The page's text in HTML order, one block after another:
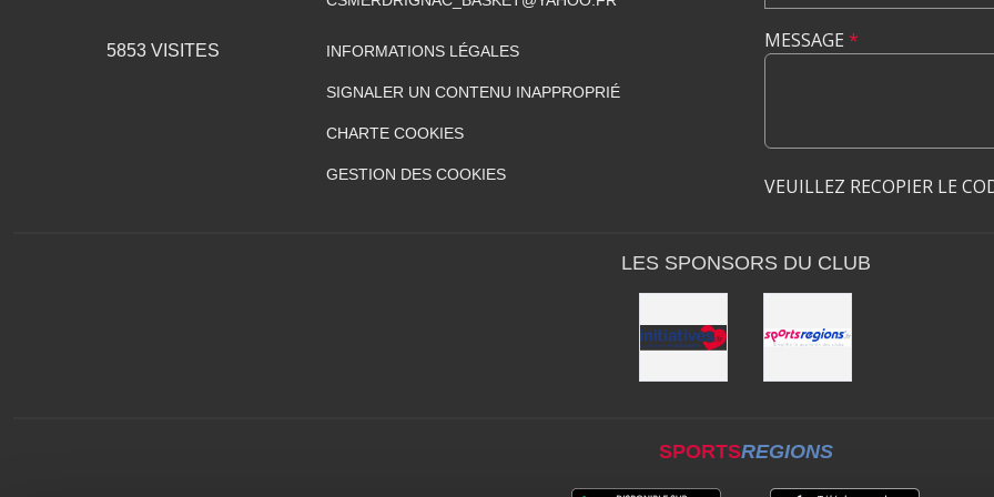
5853 VISITES INFORMATIONS LÉGALES
SIGNALER UN CONTENU INAPPROPRIÉ
CHARTE COOKIES
GESTION DES COOKIES
MESSAGE *
VEUILLEZ RECOPIER LE
LES SPONSORS DU CLUB
SPORTSREGIONS